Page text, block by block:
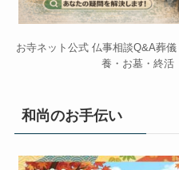
お寺ネット公式 仏事相談Q&A葬
養・お墓・終活
和尚のお手伝い